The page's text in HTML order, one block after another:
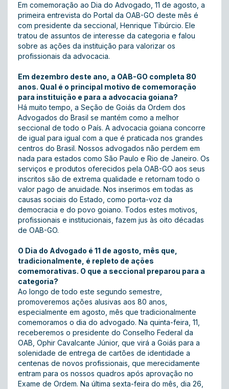
Em comemoração ao Dia do Advogado, 11 de agosto, a
primeira entrevista do Portal da OAB-GO deste mês é
com presidente da seccional, Henrique Tibúrcio. Ele
tratou de assuntos de interesse da categoria e falou
sobre as ações da instituição para valorizar os
profissionais da advocacia.
Em dezembro deste ano, a OAB-GO completa 80
anos. Qual é o principal motivo de comemoração
para instituição e para a advocacia goiana?
Há muito tempo, a Seção de Goiás da Ordem dos
Advogados do Brasil se mantém como a melhor
seccional de todo o País. A advocacia goiana concorre
de igual para igual com a que é praticada nos grandes
centros do Brasil. Nossos advogados não perdem em
nada para estados como São Paulo e Rio de Janeiro. Os
serviços e produtos oferecidos pela OAB-GO aos seus
inscritos são de extrema qualidade e retornam todo o
valor pago de anuidade. Nos inserimos em todas as
causas sociais do Estado, como porta-voz da
democracia e do povo goiano. Todos estes motivos,
profissionais e institucionais, fazem jus às oito décadas
de OAB-GO.
O Dia do Advogado é 11 de agosto, mês que,
tradicionalmente, é repleto de ações
comemorativas. O que a seccional preparou para a
categoria?
Ao longo de todo este segundo semestre,
promoveremos ações alusivas aos 80 anos,
especialmente em agosto, mês que tradicionalmente
comemoramos o dia do advogado. Na quinta-feira, 11,
receberemos o presidente do Conselho Federal da
OAB, Ophir Cavalcante Júnior, que virá a Goiás para a
solenidade de entrega de cartões de identidade a
centenas de novos profissionais, que merecidamente
entram para os nossos quadros após aprovação no
Exame de Ordem. Na última sexta-feira do mês, dia 26,